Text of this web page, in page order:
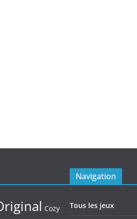
Cozy
Navigation
Tous les jeux